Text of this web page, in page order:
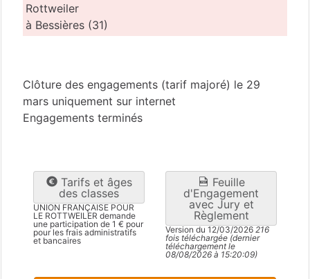
Rottweiler
à Bessières (31)
Clôture des engagements (tarif majoré) le 29
mars uniquement sur internet
Engagements terminés
Tarifs et âges
des classes
UNION FRANÇAISE POUR
LE ROTTWEILER demande
une participation de 1 € pour
pour les frais administratifs
et bancaires
Feuille
d'Engagement
avec Jury et
Règlement
Version du 12/03/2026 216
fois téléchargée (dernier
téléchargement le
08/08/2026 à 15:20:09)